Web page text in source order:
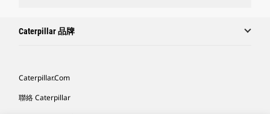
Caterpillar 品牌
Caterpillar.com
聯絡 Caterpillar